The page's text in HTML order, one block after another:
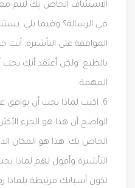
الاستئناف الخاص بك لتتم
في الرسالة؟ وفيما يلي.
الموافقة على التأشيرة.
بالطبع. ولكن أعتقد أنك
المهمة.
6. اكتب لماذا يجب أن
الواضح أن هذا هو الجزء
الخاص بك. هذا هو المكان
التأشيرة وأقول لهم لماذا
تكون أسبابك مرتبطة